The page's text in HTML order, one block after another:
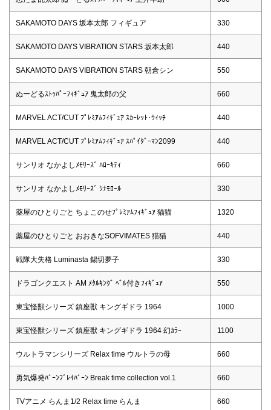
SAKAMOTO DAYS 坂本太郎 フィギュア 330
SAKAMOTO DAYS VIBRATION STARS 坂本太郎 440
SAKAMOTO DAYS VIBRATION STARS 朝倉シン 550
ぬーどるｽﾄｯﾊﾟｰﾌｨｷﾞｭｱ 鬼太郎の父 660
MARVEL ACT/CUT ﾌﾟﾚﾐｱﾑﾌｨｷﾞｭｱ ｽｶｰﾚｯﾄ･ｳｨｯﾁ 440
MARVEL ACT/CUT ﾌﾟﾚﾐｱﾑﾌｨｷﾞｭｱ ｽﾊﾟｲﾀﾞｰﾏﾝ2099 440
サンリオ なかよしﾒﾓﾘｰｽﾞ ﾊﾛｰｷﾃｨ 660
サンリオ なかよしﾒﾓﾘｰｽﾞ ｼﾅﾓﾛｰﾙ 330
薬屋のひとりごと ちょこのせﾌﾟﾚﾐｱﾑﾌｨｷﾞｭｱ 猫猫 1320
薬屋のひとりごと おおきなSOFVIMATES 猫猫 440
戦隊大失格 Luminasta 錫切夢子 330
ドラゴンクエスト AM ﾒﾀﾙｷﾝｸﾞ ﾍﾞﾙ付きﾌｨｷﾞｭｱ 550
東宝怪獣シリーズ 鎮座獣 キングギドラ 1964 1000
東宝怪獣シリーズ 鎮座獣 キングギドラ 1964 幻ｶﾗｰ 1100
ウルトラマンシリーズ Relax time ウルトラの母 660
勇気爆発ﾊﾞｰﾝﾌﾞﾚｲﾊﾞｰﾝ Break time collection vol.1 660
TVアニメ らんま1/2 Relax time らんま 660